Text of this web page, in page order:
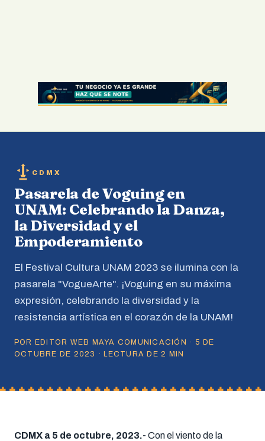
CDMX
Pasarela de Voguing en
UNAM: Celebrando la Danza,
la Diversidad y el
Empoderamiento
El Festival Cultura UNAM 2023 se ilumina con la
pasarela "VogueArte". ¡Voguing en su máxima
expresión, celebrando la diversidad y la
resistencia artística en el corazón de la UNAM!
POR EDITOR WEB MAYA COMUNICACIÓN · 5 DE
OCTUBRE DE 2023 · LECTURA DE 2 MIN
CDMX a 5 de octubre, 2023.- Con el viento de la